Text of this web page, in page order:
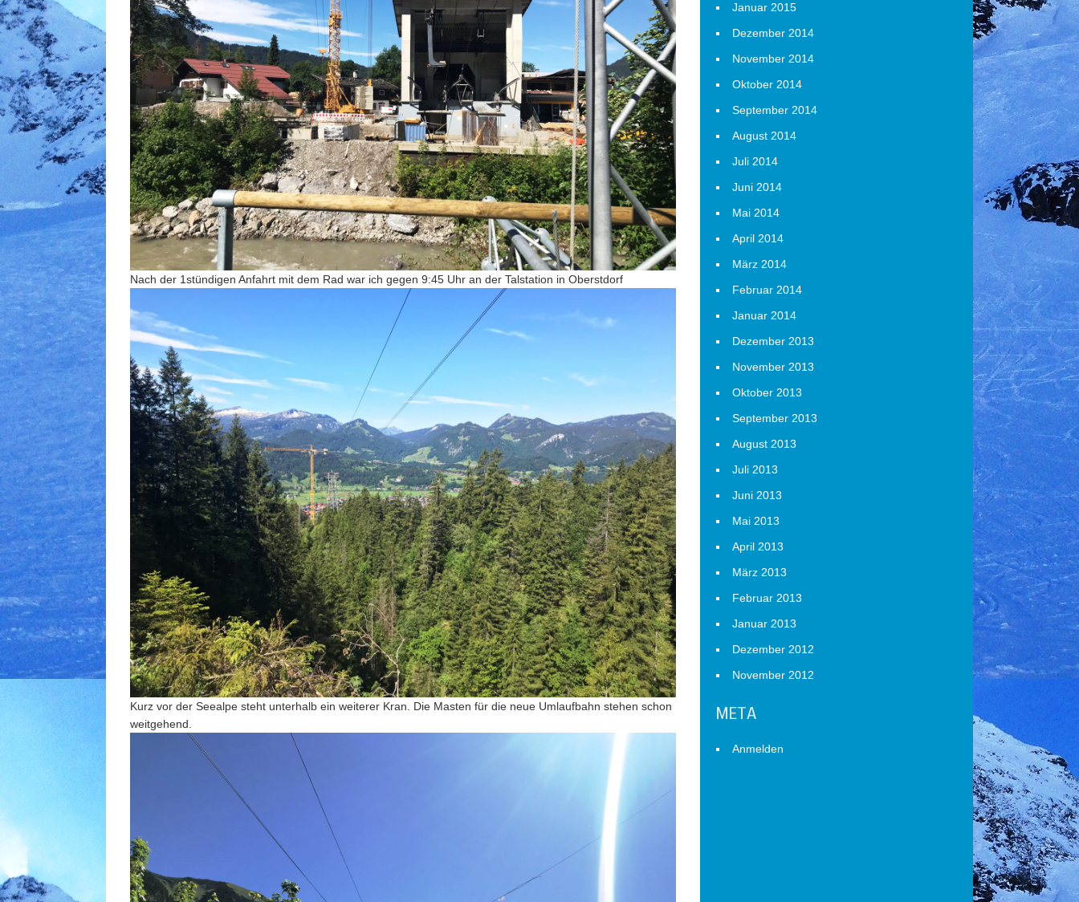
Nach der 1stündigen Anfahrt mit dem Rad war ich gegen 9:45 Uhr an der Talstation in Oberstdorf
Kurz vor der Seealpe steht unterhalb ein weiterer Kran. Die Masten für die neue Umlaufbahn stehen schon
weitgehend.
Januar 2015
Dezember 2014
November 2014
Oktober 2014
September 2014
August 2014
Juli 2014
Juni 2014
Mai 2014
April 2014
März 2014
Februar 2014
Januar 2014
Dezember 2013
November 2013
Oktober 2013
September 2013
August 2013
Juli 2013
Juni 2013
Mai 2013
April 2013
März 2013
Februar 2013
Januar 2013
Dezember 2012
November 2012
META
Anmelden